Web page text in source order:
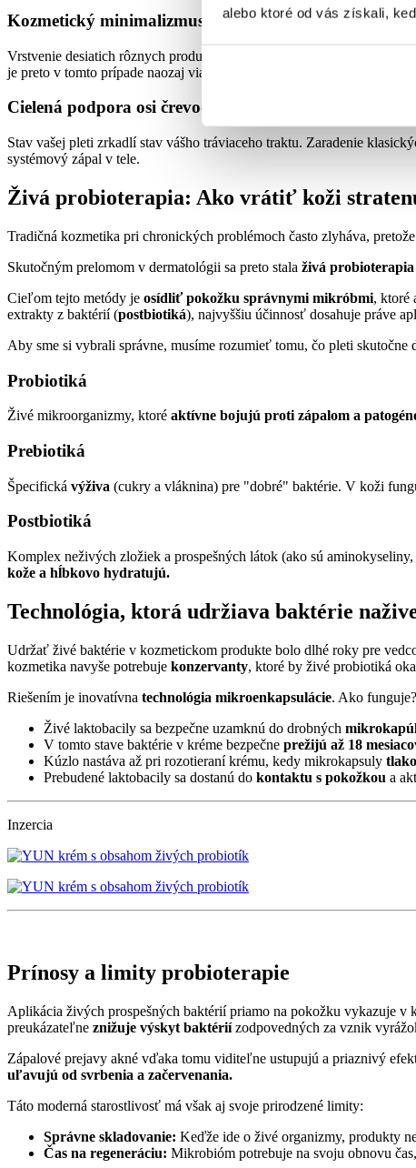
alebo ktoré od vás získali,
Kozmetický minimalizmus
Vrstvenie desiatich rôznych produktov denne môže citlivej pokožke
je preto v tomto prípade naozaj viac.
Cielená podpora osi črevo-koža
Stav vašej pleti zrkadlí stav vášho tráviaceho traktu. Zaradenie
systémový zápal v tele.
Živá probioterapia: Ako vrátiť koži
Tradičná kozmetika pri chronických problémoch často zlyháva, pretože
Skutočným prelomom v dermatológii sa preto stala živá probioterapia
Cieľom tejto metódy je osídliť pokožku správnymi mikróbmi, ktoré
extrakty z baktérií (postbiotiká), najvyššiu účinnosť dosahuje práve
Aby sme si vybrali správne, musíme rozumieť tomu, čo pleti skutočne
Probiotiká
Živé mikroorganizmy, ktoré aktívne bojujú proti zápalom a
Prebiotiká
Špecifická výživa (cukry a vláknina) pre "dobré" baktérie. V koži
Postbiotiká
Komplex neživých zložiek a prospešných látok (ako sú
kože a hĺbkovo hydratujú.
Technológia, ktorá udržiava baktérie
Udržať živé baktérie v kozmetickom produkte bolo dlhé roky pre
kozmetika navyše potrebuje konzervanty, ktoré by živé probiotiká
Riešením je inovatívna technológia mikroenkapsulácie. Ako funguje?
Živé laktobacily sa bezpečne uzamknú do drobných
V tomto stave baktérie v kréme bezpečne prežijú až 18
Kúzlo nastáva až pri rozotieraní krému, kedy mikrokapsuly
Prebudené laktobacily sa dostanú do kontaktu s pokožkou a
Inzercia
Prínosy a limity probioterapie
Aplikácia živých prospešných baktérií priamo na pokožku vykazuje v
preukázateľne znižuje výskyt baktériízodpovedných za vznik
Zápalové prejavy akné vďaka tomu viditeľne ustupujú a priaznivý
uľavujú od svrbenia a začervenania.
Táto moderná starostlivosť má však aj svoje prirodzené limity:
Správne skladovanie: Keďže ide o živé organizmy, produkty
Čas na regeneráciu: Mikrobióm potrebuje na svoju obnovu